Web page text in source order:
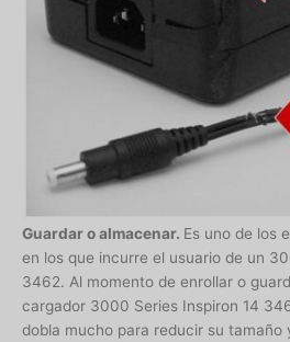
Guardar o almacenar. Es uno de los
en los que incurre el usuario de un
3462. Al momento de enrollar o
cargador 3000 Series Inspiron 14
dobla mucho para reducir su tamaño